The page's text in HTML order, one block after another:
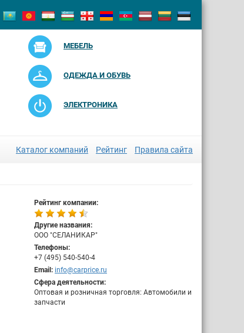
МЕБЕЛЬ
ОДЕЖДА И ОБУВЬ
ЭЛЕКТРОНИКА
Каталог компаний Рейтинг Правила сайта
Рейтинг компании:
Другие названия:
ООО "СЕЛАНИКАР"
Телефоны:
+7 (495) 540-540-4
Email: info@carprice.ru
Сфера деятельности:
Оптовая и розничная торговля: Автомобили и
запчасти